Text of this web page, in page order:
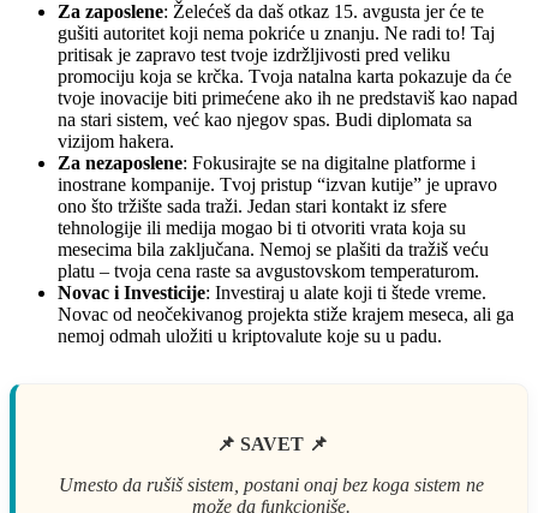
Za zaposlene: Želećeš da daš otkaz 15. avgusta jer će te
gušiti autoritet koji nema pokriće u znanju. Ne radi to! Taj
pritisak je zapravo test tvoje izdržljivosti pred veliku
promociju koja se krčka. Tvoja natalna karta pokazuje da će
tvoje inovacije biti primećene ako ih ne predstaviš kao napad
na stari sistem, već kao njegov spas. Budi diplomata sa
vizijom hakera.
Za nezaposlene: Fokusirajte se na digitalne platforme i
inostrane kompanije. Tvoj pristup “izvan kutije” je upravo
ono što tržište sada traži. Jedan stari kontakt iz sfere
tehnologije ili medija mogao bi ti otvoriti vrata koja su
mesecima bila zaključana. Nemoj se plašiti da tražiš veću
platu – tvoja cena raste sa avgustovskom temperaturom.
Novac i Investicije: Investiraj u alate koji ti štede vreme.
Novac od neočekivanog projekta stiže krajem meseca, ali ga
nemoj odmah uložiti u kriptovalute koje su u padu.
📌 SAVET 📌
Umesto da rušiš sistem, postani onaj bez koga sistem ne
može da funkcioniše.